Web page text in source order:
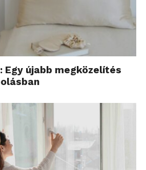
Egy újabb megközelítés